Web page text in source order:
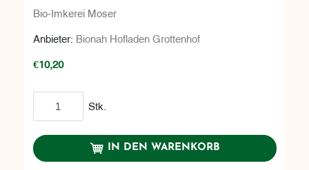
Bio-Imkerei Moser
Anbieter: Bionah Hofladen Grottenhof
€10,20
Stk.
IN DEN WARENKORB